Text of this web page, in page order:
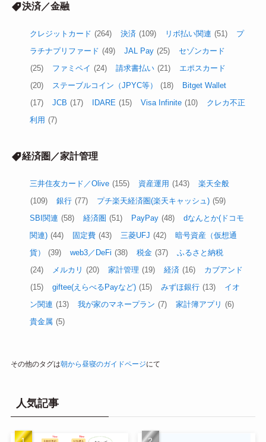
決済／金融
クレジットカード (264) 決済 (109) リボ払い関連 (51)
プ
ラチナプリファード (49) JAL Pay (25)
セゾンカード
(25)
ファミペイ (24) 請求書払い (21)
エポスカード
(20)
ステーブルコイン（JPYC等） (18)
Bitget Wallet
(17)
JCB (17) IDARE (15) Visa Infinite (10)
クレカ不正
利用 (7)
経済圏／家計管理
三井住友カード／Olive (155) 資産運用 (143)
楽天全般
(109)
銀行 (77) プチ楽天経済圏(楽天キャッシュ) (59)
SBI関連 (58) 経済圏 (51) PayPay (48)
dなんとか(ドコモ
関連) (44) 固定費 (43) 三菱UFJ (42)
暗号資産（仮想通
貨）
(39) web3／DeFi (38) 税金 (37)
ふるさと納税
(24)
メルカリ (20) 家計管理 (19) 経済 (16)
カブアンド
(15)
giftee(えらべるPayなど) (15) みずほ銀行 (13)
イオ
ン関連 (13) 我が家のマネープラン (7) 家計簿アプリ (6)
貴金属 (5)
その他のタグは朝から昼寝のガイドページにて
人気記事